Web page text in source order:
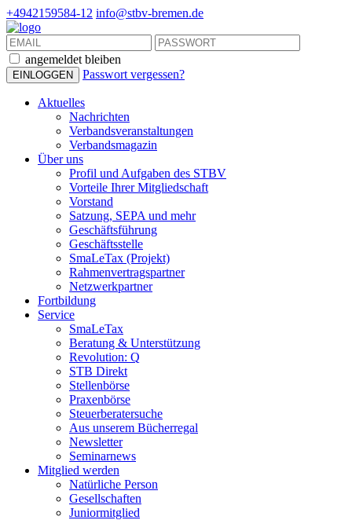
+4942159584-12 info@stbv-bremen.de
angemeldet bleiben
Passwort vergessen?
Aktuelles
Nachrichten
Verbandsveranstaltungen
Verbandsmagazin
Über uns
Profil und Aufgaben des STBV
Vorteile Ihrer Mitgliedschaft
Vorstand
Satzung, SEPA und mehr
Geschäftsführung
Geschäftsstelle
SmaLeTax (Projekt)
Rahmenvertragspartner
Netzwerkpartner
Fortbildung
Service
SmaLeTax
Beratung & Unterstützung
Revolution: Q
STB Direkt
Stellenbörse
Praxenbörse
Steuerberatersuche
Aus unserem Bücherregal
Newsletter
Seminarnews
Mitglied werden
Natürliche Person
Gesellschaften
Juniormitglied